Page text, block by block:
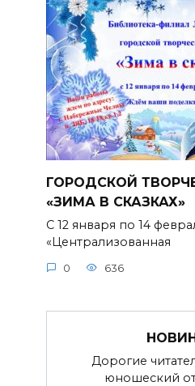
ГОРОДСКОЙ
«ЗИМА В СКАЗКАХ»
С 12 января по 14
«Централизованная
0 636
Дорогие
юношеский